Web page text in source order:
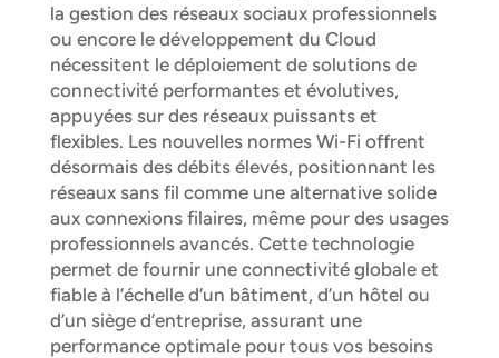
la gestion des réseaux sociaux professionnels
ou encore le développement du Cloud
nécessitent le déploiement de solutions de
connectivité performantes et évolutives,
appuyées sur des réseaux puissants et
flexibles. Les nouvelles normes Wi-Fi offrent
désormais des débits élevés, positionnant les
réseaux sans fil comme une alternative solide
aux connexions filaires, même pour des usages
professionnels avancés. Cette technologie
permet de fournir une connectivité globale et
fiable à l’échelle d’un bâtiment, d’un hôtel ou
d’un siège d’entreprise, assurant une
performance optimale pour tous vos besoins